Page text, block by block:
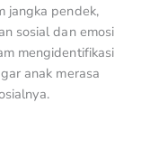
jangka pendek,
sosial dan emosi
mengidentifikasi
anak merasa